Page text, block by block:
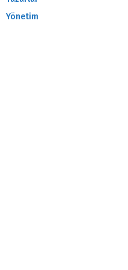
Yönetim